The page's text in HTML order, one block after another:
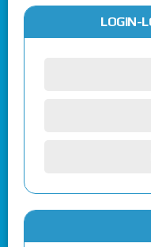
LOGIN-